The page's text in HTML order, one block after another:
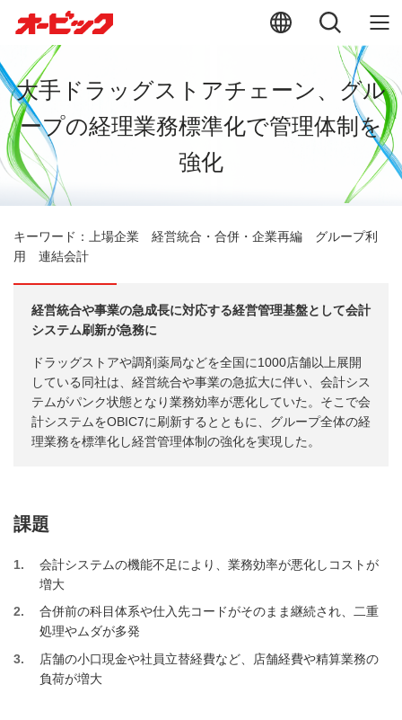
大手ドラッグストアチェーン、グル
ープの経理業務標準化で管理体制を
強化
キーワード：上場企業 経営統合・合併・企業再編 グループ利
用 連結会計
経営統合や事業の急成長に対応する経営管理基盤として会計
システム刷新が急務に
ドラッグストアや調剤薬局などを全国に1000店舗以上展開
している同社は、経営統合や事業の急拡大に伴い、会計シス
テムがパンク状態となり業務効率が悪化していた。そこで会
計システムをOBIC7に刷新するとともに、グループ全体の経
理業務を標準化し経営管理体制の強化を実現した。
課題
1
会計システムの機能不足により、業務効率が悪化しコストが
増大
2
合併前の科目体系や仕入先コードがそのまま継続され、二重
処理やムダが多発
3
店舗の小口現金や社員立替経費など、店舗経費や精算業務の
負荷が増大